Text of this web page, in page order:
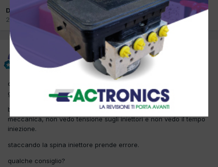
Da giana
2 Ottobre 2017
in Meccatronica
Inviato 2 Ottobre 2017
questa croma si è spenta e non riparte, nessun dtc,pressione
gasolio in avviamento 330
bar, vedo giri motore 220/230, con spray parte perciò escluderei
meccanica, non vedo tensione sugli iniettori e non vedo il tempo
iniezione.
staccando la spina iniettore prende errore.
qualche consiglio?